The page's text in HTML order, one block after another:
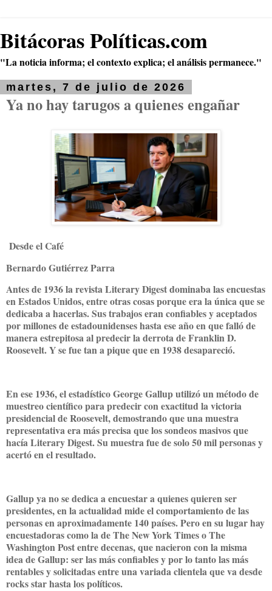
Bitácoras Políticas.com
"La noticia informa; el contexto explica; el análisis permanece."
martes, 7 de julio de 2026
Ya no hay tarugos a quienes engañar
Desde el Café
Bernardo Gutiérrez Parra
Antes de 1936 la revista Literary Digest dominaba las encuestas
en Estados Unidos, entre otras cosas porque era la única que se
dedicaba a hacerlas. Sus trabajos eran confiables y aceptados
por millones de estadounidenses hasta ese año en que falló de
manera estrepitosa al predecir la derrota de Franklin D.
Roosevelt. Y se fue tan a pique que en 1938 desapareció.
En ese 1936, el estadístico George Gallup utilizó un método de
muestreo científico para predecir con exactitud la victoria
presidencial de Roosevelt, demostrando que una muestra
representativa era más precisa que los sondeos masivos que
hacía Literary Digest. Su muestra fue de solo 50 mil personas y
acertó en el resultado.
Gallup ya no se dedica a encuestar a quienes quieren ser
presidentes, en la actualidad mide el comportamiento de las
personas en aproximadamente 140 países. Pero en su lugar hay
encuestadoras como la de The New York Times o The
Washington Post entre decenas, que nacieron con la misma
idea de Gallup: ser las más confiables y por lo tanto las más
rentables y solicitadas entre una variada clientela que va desde
rocks star hasta los políticos.